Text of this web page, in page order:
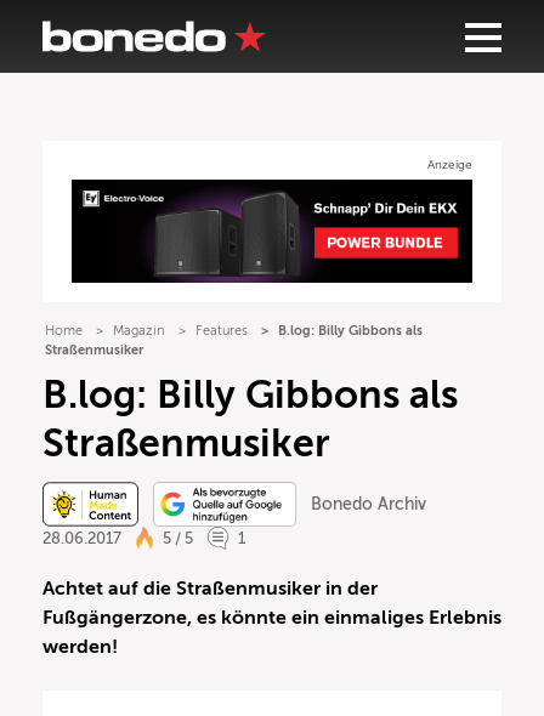
Anzeige
Home Magazin Features
B.log: Billy Gibbons als
Straßenmusiker
B.log: Billy Gibbons als
Straßenmusiker
Bonedo Archiv
28.06.2017
5 / 5 1
Achtet auf die Straßenmusiker in der
Fußgängerzone, es könnte ein einmaliges Erlebnis
werden!